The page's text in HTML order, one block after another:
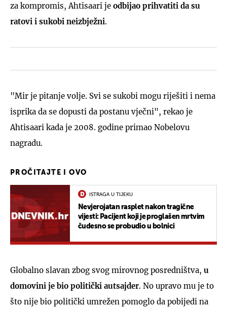
za kompromis, Ahtisaari je odbijao prihvatiti da su
ratovi i sukobi neizbježni.
"Mir je pitanje volje. Svi se sukobi mogu riješiti i nema
isprika da se dopusti da postanu vječni", rekao je
Ahtisaari kada je 2008. godine primao Nobelovu
nagradu.
PROČITAJTE I OVO
ISTRAGA U TIJEKU
Nevjerojatan rasplet nakon tragične
vijesti: Pacijent koji je proglašen mrtvim
čudesno se probudio u bolnici
Globalno slavan zbog svog mirovnog posredništva, u
domovini je bio politički autsajder. No upravo mu je to
što nije bio politički umrežen pomoglo da pobijedi na